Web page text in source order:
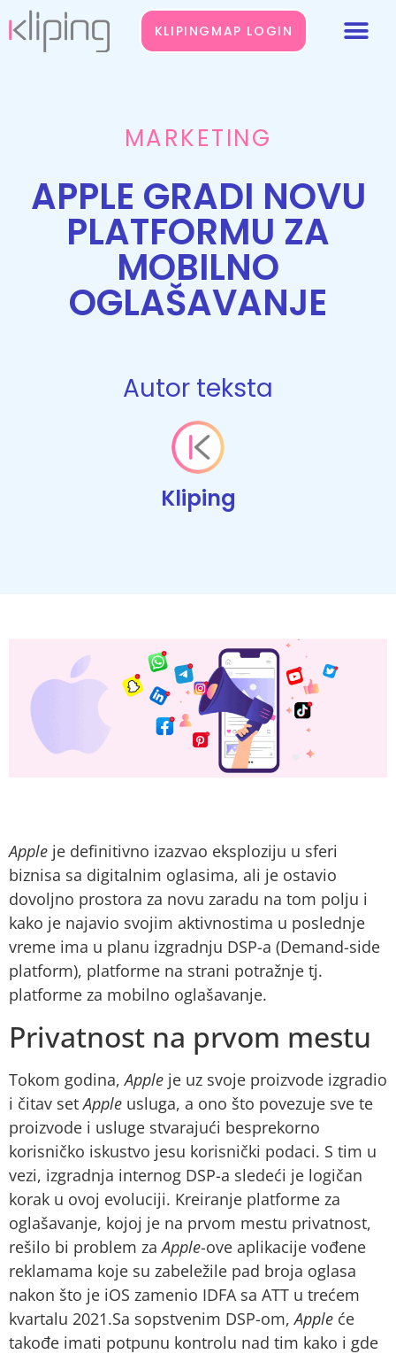
KLIPINGMAP LOGIN
MARKETING
APPLE GRADI NOVU
PLATFORMU ZA
MOBILNO
OGLAŠAVANJE
Autor teksta
Kliping
Apple je definitivno izazvao eksploziju u sferi
biznisa sa digitalnim oglasima, ali je ostavio
dovoljno prostora za novu zaradu na tom polju i
kako je najavio svojim aktivnostima u poslednje
vreme ima u planu izgradnju DSP-a (Demand-side
platform), platforme na strani potražnje tj.
platforme za mobilno oglašavanje.
Privatnost na prvom mestu
Tokom godina,Apple je uz svoje proizvode izgradio
i čitav setApple usluga, a ono što povezuje sve te
proizvode i usluge stvarajući besprekorno
korisničko iskustvo jesu korisnički podaci. S tim u
vezi, izgradnja internog DSP-a sledeći je logičan
korak u ovoj evoluciji. Kreiranje platforme za
oglašavanje, kojoj je na prvom mestu privatnost,
rešilo bi problem zaApple-ove aplikacije vođene
reklamama koje su zabeležile pad broja oglasa
nakon što je iOS zamenio IDFA sa ATT u trećem
kvartalu 2021.Sa sopstvenim DSP-om,Apple će
takođe imati potpunu kontrolu nad tim kako i gde